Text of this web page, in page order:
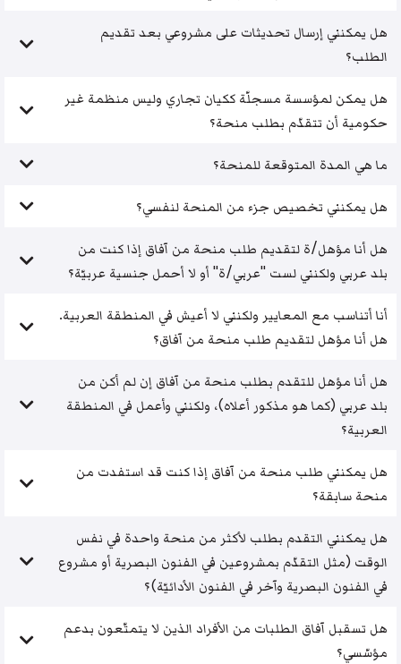
هل يمكنني إرسال تحديثات على مشروعي بعد تقديم
الطلب؟
هل يمكن لمؤسسة مسجلّة ككيان تجاري وليس منظمة غير
حكومية أن تتقدّم بطلب منحة؟
ما هي المدة المتوقعة للمنحة؟
هل يمكنني تخصيص جزء من المنحة لنفسي؟
هل أنا مؤهل/ة لتقديم طلب منحة من آفاق إذا كنت من
بلد عربي ولكنني لست "عربي/ة" أو لا أحمل جنسية عربيّة؟
أنا أتناسب مع المعايير ولكنني لا أعيش في المنطقة العربية.
هل أنا مؤهل لتقديم طلب منحة من آفاق؟
هل أنا مؤهل للتقدم بطلب منحة من آفاق إن لم أكن من
بلد عربي (كما هو مذكور أعلاه)، ولكنني وأعمل في المنطقة
العربية؟
هل يمكنني طلب منحة من آفاق إذا كنت قد استفدت من
منحة سابقة؟
هل يمكنني التقدم بطلب لأكثر من منحة واحدة في نفس
الوقت (مثل التقدّم بمشروعين في الفنون البصرية أو مشروع
في الفنون البصرية وآخر في الفنون الأدائيّة)؟
هل تسقبل آفاق الطلبات من الأفراد الذين لا يتمتّعون بدعم
مؤسّسي؟